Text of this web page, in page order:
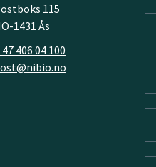
115
1431 Ås
47 406 04 100